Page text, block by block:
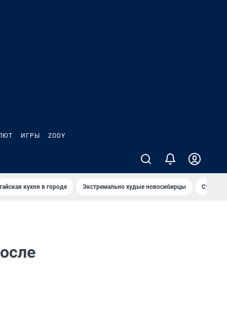
ИГРЫ ZODY
кухня в городе Экстремально худые новосибирцы Старт